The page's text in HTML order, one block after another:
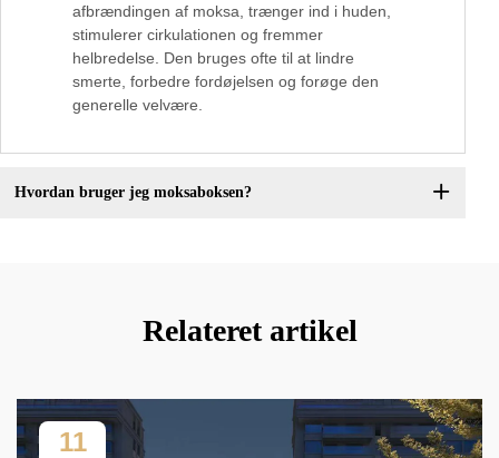
afbrændingen af moksa, trænger ind i huden,
stimulerer cirkulationen og fremmer
helbredelse. Den bruges ofte til at lindre
smerte, forbedre fordøjelsen og forøge den
generelle velvære.
Hvordan bruger jeg moksaboksen?
Relateret artikel
11